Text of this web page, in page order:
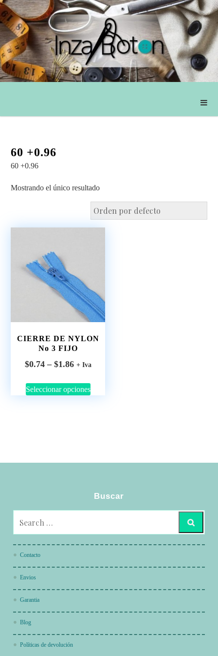
60 +0.96
60 +0.96
Mostrando el único resultado
CIERRE DE NYLON
No 3 FIJO
$0.74 – $1.86 + Iva
Seleccionar opciones
Buscar
Contacto
Envios
Garantia
Blog
Políticas de devolución